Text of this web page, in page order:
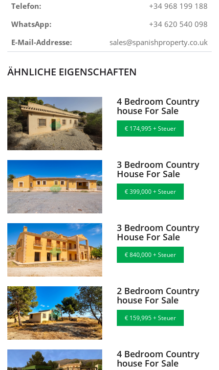
Telefon:
+34 968 199 188
WhatsApp:
+34 620 540 098
E-Mail-Addresse:
sales@spanishproperty.co.uk
ÄHNLICHE EIGENSCHAFTEN
4 Bedroom Country
house For Sale
€ 174,995 + Steuer
3 Bedroom Country
House For Sale
€ 399,000 + Steuer
3 Bedroom Country
House For Sale
€ 840,000 + Steuer
2 Bedroom Country
house For Sale
€ 159,995 + Steuer
4 Bedroom Country
house For Sale